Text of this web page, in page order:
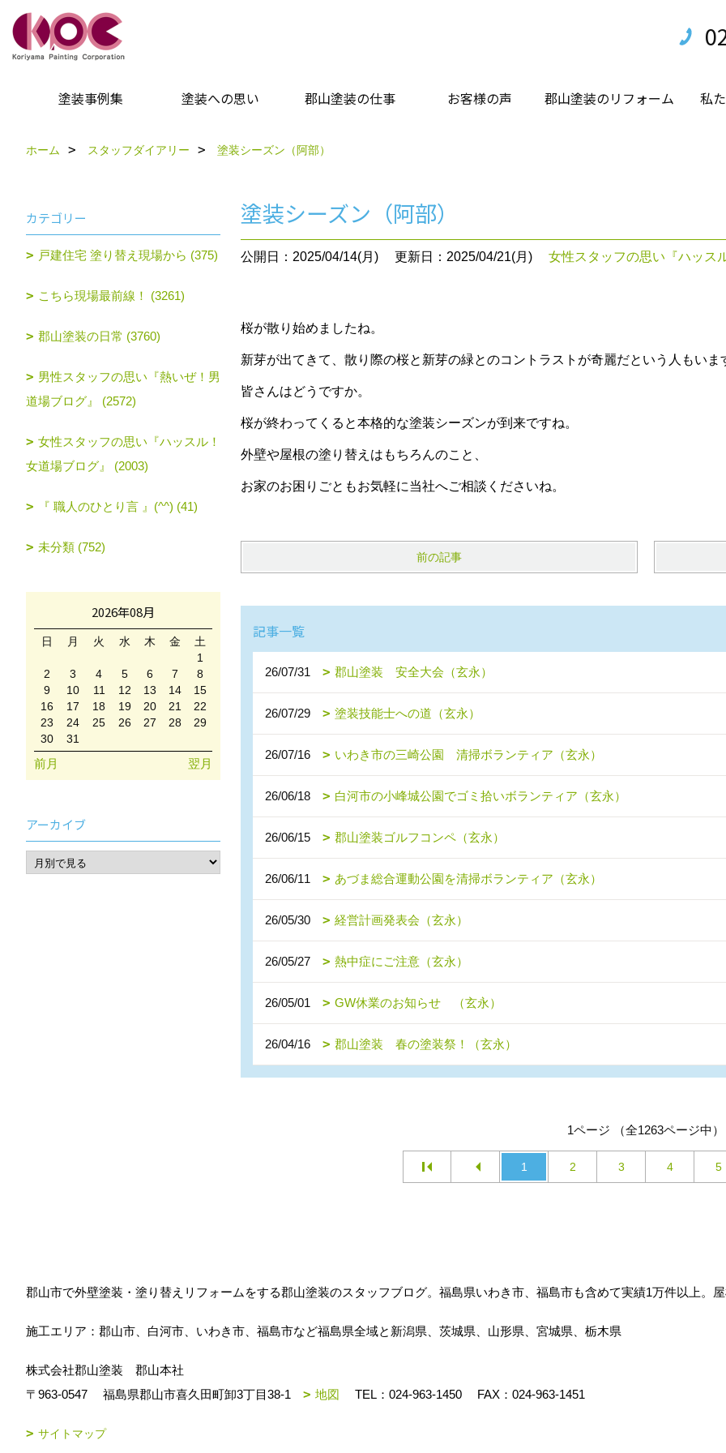
塗装事例集 塗装への思い 郡山塗装の仕事 お客様の声 郡山塗装のリフォーム 私
ホーム スタッフダイアリー 塗装シーズン（阿部）
塗装シーズン（阿部）
公開日：2025/04/14(月) 更新日：2025/04/21(月) 女性スタッフの思い『ハッス
桜が散り始めましたね。
新芽が出てきて、散り際の桜と新芽の緑とのコントラストが奇麗だという人もいま
皆さんはどうですか。
桜が終わってくると本格的な塗装シーズンが到来ですね。
外壁や屋根の塗り替えはもちろんのこと、
お家のお困りごともお気軽に当社へご相談くださいね。
前の記事
記事一覧
26/07/31 郡山塗装 安全大会（玄永）
26/07/29 塗装技能士への道（玄永）
26/07/16 いわき市の三崎公園 清掃ボランティア（玄永）
26/06/18 白河市の小峰城公園でゴミ拾いボランティア（玄永）
26/06/15 郡山塗装ゴルフコンペ（玄永）
26/06/11 あづま総合運動公園を清掃ボランティア（玄永）
26/05/30 経営計画発表会（玄永）
26/05/27 熱中症にご注意（玄永）
26/05/01 GW休業のお知らせ （玄永）
26/04/16 郡山塗装 春の塗装祭！（玄永）
1ページ （全1263ページ中）
1 2 3 4 5
カテゴリー
戸建住宅 塗り替え現場から (375)
こちら現場最前線！ (3261)
郡山塗装の日常 (3760)
男性スタッフの思い『熱いぜ！男
道場ブログ』 (2572)
女性スタッフの思い『ハッスル！
女道場ブログ』 (2003)
『 職人のひとり言 』(^^) (41)
未分類 (752)
2026年08月
日 月 火 水 木 金
土
1
2
3 4 5 6 7
8
9
10 11 12 13 14
15
16
17 18 19 20 21
22
23
24 25 26 27 28
29
30
31
前月 翌月
アーカイブ
郡山市で外壁塗装・塗り替えリフォームをする郡山塗装のスタッフブログ。福島県いわき市、福島市も含めて実績1万件以上。
施工エリア：郡山市、白河市、いわき市、福島市など福島県全域と新潟県、茨城県、山形県、宮城県、栃木県
株式会社郡山塗装 郡山本社
〒963-0547
福島県郡山市喜久田町卸3丁目38-1 地図 TEL： 024-963-1450 FAX：024-963-1451
サイトマップ